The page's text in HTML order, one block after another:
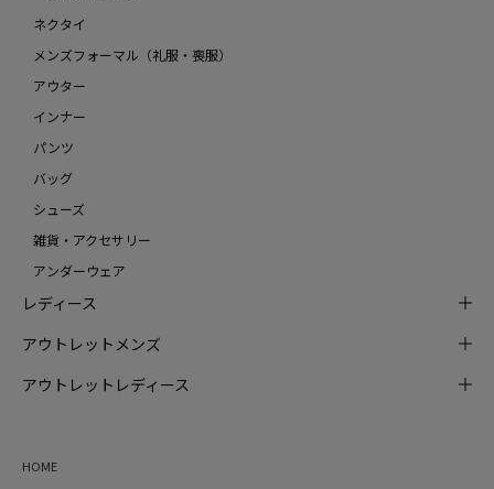
ネクタイ
メンズフォーマル（礼服・喪服）
アウター
インナー
パンツ
バッグ
シューズ
雑貨・アクセサリー
アンダーウェア
レディース
アウトレットメンズ
アウトレットレディース
HOME